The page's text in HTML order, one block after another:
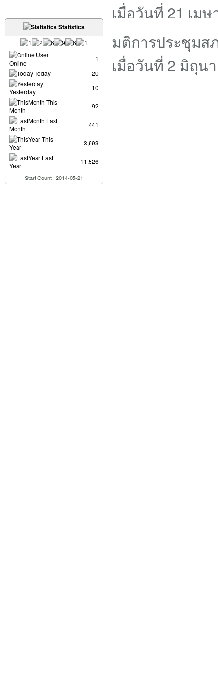
Statistics
User
Online
1
Today
20
Yesterday
10
This
Month
92
Last
Month
441
This
Year
3,993
Last
Year
11,526
Start Count : 2014-05-21
เมื่อวันที่ 21 เม
มติการประชุมส
เมื่อวันที่ 2 มิถุน